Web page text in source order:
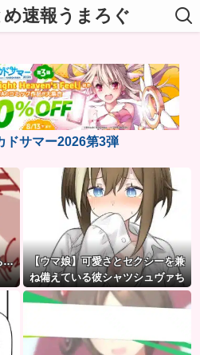
速報うまろぐ
ドサマー2026第3弾
…
【ウマ娘】可愛さとセクシーを兼
ね備えている彼シャツシュヴァち